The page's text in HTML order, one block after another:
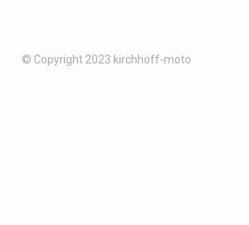
© Copyright 2023 kirchhoff-moto